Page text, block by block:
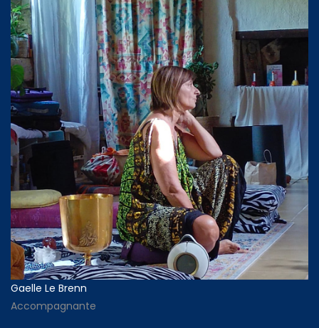
Gaelle Le Brenn
Accompagnante